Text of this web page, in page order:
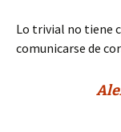
Lo trivial no tiene
comunicarse de